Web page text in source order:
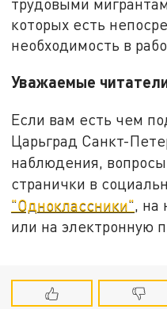
трудовыми
которых есть
необходимость в
Уважаемые
Если вам есть чем
Царьград Санкт-
наблюдения,
странички в
"Одноклассники", на
или на электронную